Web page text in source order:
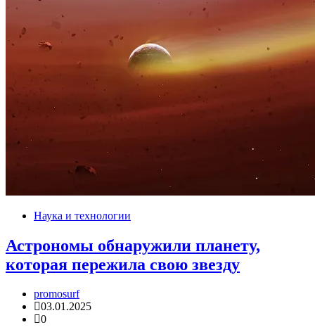
Наука и технологии
Астрономы обнаружили планету,
которая пережила свою звезду
promosurf
03.01.2025
0